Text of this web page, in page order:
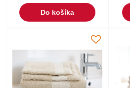
Do košíka